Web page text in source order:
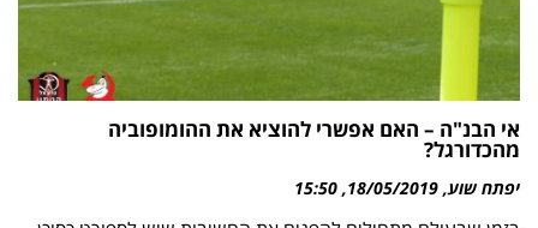
אי הבנ"ה – האם אפשרי להוציא את ההומופוביה
מהכדורגל?
יפתח שוע 18/05/2019
15:50